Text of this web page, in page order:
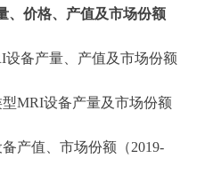
、价格、产值及市场份额
设备产量、产值及市场份额
MRI设备产量及市场份额
产值、市场份额（2019-